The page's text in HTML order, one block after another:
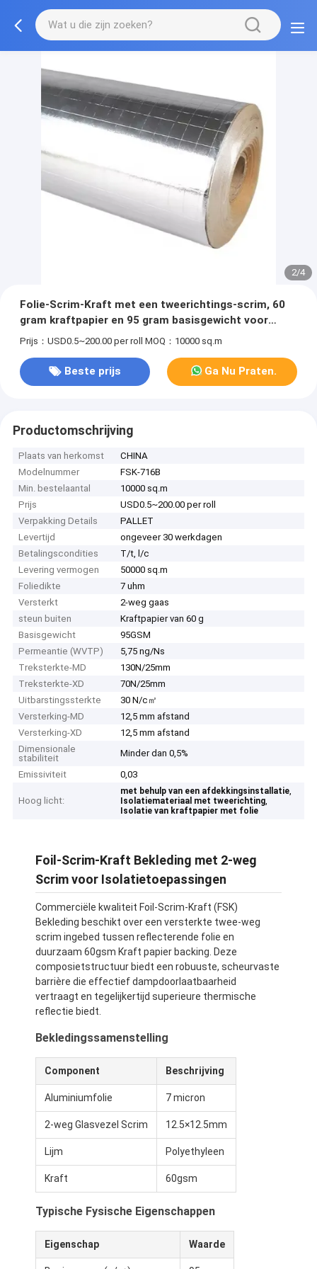
2/4
Folie-Scrim-Kraft met een tweerichtings-scrim, 60
gram kraftpapier en 95 gram basisgewicht voor
isolatie-toepassingen
Prijs：USD0.5~200.00 per roll MOQ：10000 sq.m
Beste prijs Ga Nu Praten.
Productomschrijving
Plaats van herkomst
CHINA
Modelnummer
FSK-716B
Min. bestelaantal
10000 sq.m
Prijs
USD0.5~200.00 per roll
Verpakking Details
PALLET
Levertijd
ongeveer 30 werkdagen
Betalingscondities
T/t, l/c
Levering vermogen
50000 sq.m
Foliedikte
7 uhm
Versterkt
2-weg gaas
steun buiten
Kraftpapier van 60 g
Basisgewicht
95GSM
Permeantie (WVTP)
5,75 ng/Ns
Treksterkte-MD
130N/25mm
Treksterkte-XD
70N/25mm
Uitbarstingssterkte
30 N/c㎡
Versterking-MD
12,5 mm afstand
Versterking-XD
12,5 mm afstand
Dimensionale
stabiliteit
Minder dan 0,5%
Emissiviteit
0,03
Hoog licht:
met behulp van een afdekkingsinstallatie,
Isolatiemateriaal met tweerichting,
Isolatie van kraftpapier met folie
Foil-Scrim-Kraft Bekleding met 2-weg
Scrim voor Isolatietoepassingen
Commerciële kwaliteit Foil-Scrim-Kraft (FSK)
Bekleding beschikt over een versterkte twee-weg
scrim ingebed tussen reflecterende folie en
duurzaam 60gsm Kraft papier backing. Deze
composietstructuur biedt een robuuste, scheurvaste
barrière die effectief dampdoorlaatbaarheid
vertraagt en tegelijkertijd superieure thermische
reflectie biedt.
Bekledingssamenstelling
Component Beschrijving
Aluminiumfolie 7 micron
2-weg Glasvezel Scrim 12.5×12.5mm
Lijm Polyethyleen
Kraft 60gsm
Typische Fysische Eigenschappen
Eigenschap Waarde